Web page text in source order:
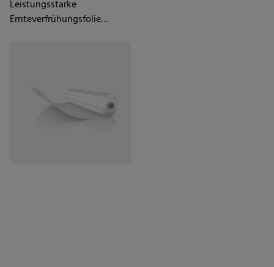
Leistungsstarke
Ernteverfrühungsfolie